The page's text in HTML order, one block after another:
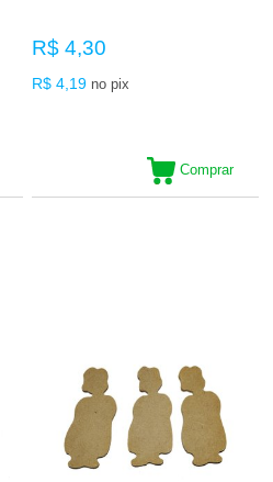
R$ 4,30
R$ 4,19 no pix
Comprar